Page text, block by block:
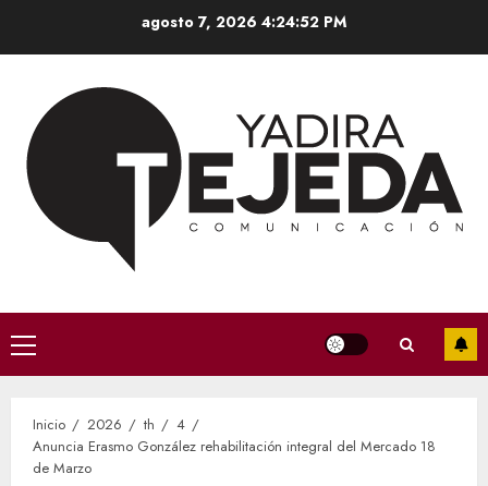
agosto 7, 2026 4:24:52 PM
Menú
principal
Inicio 2026 th
4
Anuncia Erasmo González rehabilitación integral del Mercado 18
de Marzo